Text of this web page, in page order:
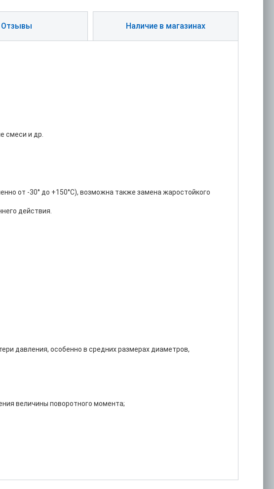
Отзывы Наличие в магазинах
смеси и др.
от -30° до +150°С), возможна также замена жаростойкого
действия.
давления, особенно в средних размерах диаметров,
величины поворотного момента;